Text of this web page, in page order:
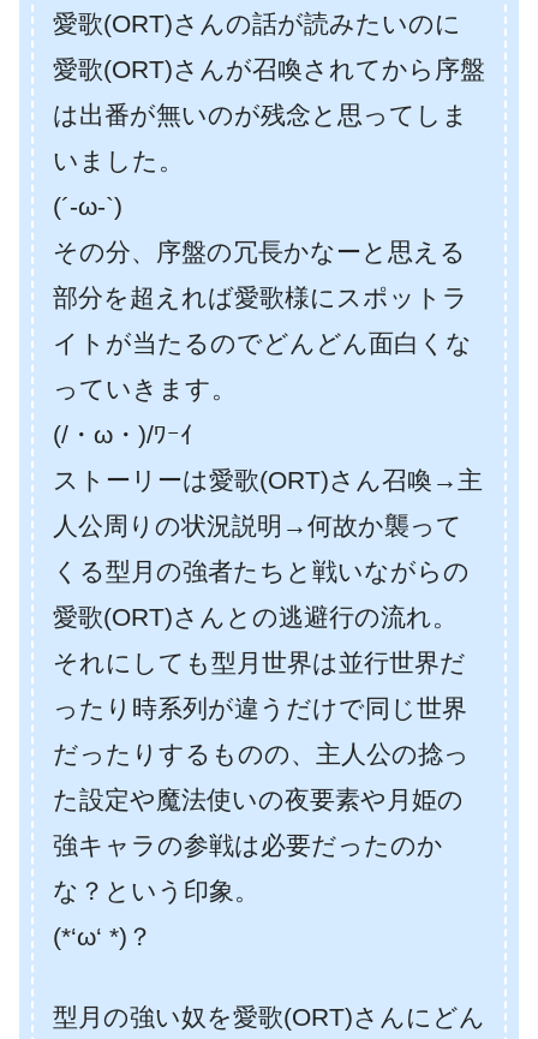
愛歌(ORT)さんの話が読みたいのに
愛歌(ORT)さんが召喚されてから序盤
は出番が無いのが残念と思ってしま
いました。
(´-ω-`)
その分、序盤の冗長かなーと思える
部分を超えれば愛歌様にスポットラ
イトが当たるのでどんどん面白くな
っていきます。
(/・ω・)/ﾜｰｲ
ストーリーは愛歌(ORT)さん召喚→主
人公周りの状況説明→何故か襲って
くる型月の強者たちと戦いながらの
愛歌(ORT)さんとの逃避行の流れ。
それにしても型月世界は並行世界だ
ったり時系列が違うだけで同じ世界
だったりするものの、主人公の捻っ
た設定や魔法使いの夜要素や月姫の
強キャラの参戦は必要だったのか
な？という印象。
(*‘ω‘ *)？
型月の強い奴を愛歌(ORT)さんにどん